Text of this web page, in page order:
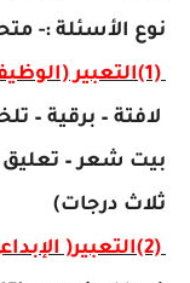
نوع الأسئلة :-
(1)التعبير
لافتة – برقية
بيت شعر – تعليق
ثلاث درجات)
(2)التعبير(